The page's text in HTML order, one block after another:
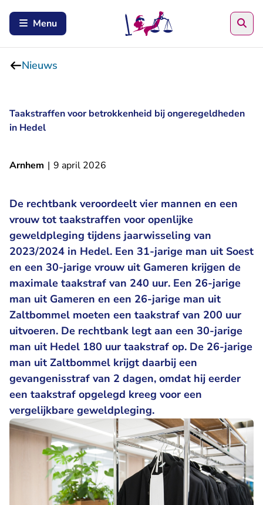
Menu
Nieuws
Taakstraffen voor betrokkenheid bij ongeregeldheden
in Hedel
Arnhem | 9 april 2026
De rechtbank veroordeelt vier mannen en een
vrouw tot taakstraffen voor openlijke
geweldpleging tijdens jaarwisseling van
2023/2024 in Hedel. Een 31-jarige man uit Soest
en een 30-jarige vrouw uit Gameren krijgen de
maximale taakstraf van 240 uur. Een 26-jarige
man uit Gameren en een 26-jarige man uit
Zaltbommel moeten een taakstraf van 200 uur
uitvoeren. De rechtbank legt aan een 30-jarige
man uit Hedel 180 uur taakstraf op. De 26-jarige
man uit Zaltbommel krijgt daarbij een
gevangenisstraf van 2 dagen, omdat hij eerder
een taakstraf opgelegd kreeg voor een
vergelijkbare geweldpleging.